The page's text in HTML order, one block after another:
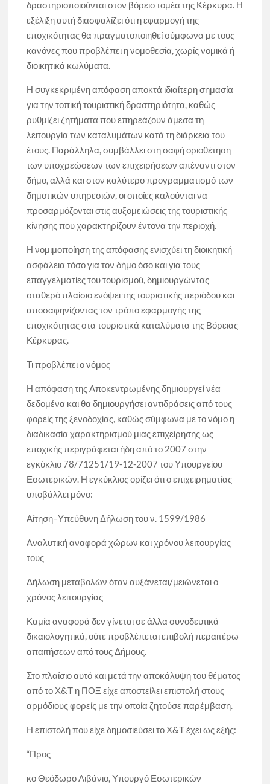
δραστηριοποιούνται στον βόρειο τομέα της Κέρκυρα. Η
εξέλιξη αυτή διασφαλίζει ότι η εφαρμογή της
εποχικότητας θα πραγματοποιηθεί σύμφωνα με τους
κανόνες που προβλέπει η νομοθεσία, χωρίς νομικά ή
διοικητικά κωλύματα.
Η συγκεκριμένη απόφαση αποκτά ιδιαίτερη σημασία
για την τοπική τουριστική δραστηριότητα, καθώς
ρυθμίζει ζητήματα που επηρεάζουν άμεσα τη
λειτουργία των καταλυμάτων κατά τη διάρκεια του
έτους. Παράλληλα, συμβάλλει στη σαφή οριοθέτηση
των υποχρεώσεων των επιχειρήσεων απέναντι στον
δήμο, αλλά και στον καλύτερο προγραμματισμό των
δημοτικών υπηρεσιών, οι οποίες καλούνται να
προσαρμόζονται στις αυξομειώσεις της τουριστικής
κίνησης που χαρακτηρίζουν έντονα την περιοχή.
Η νομιμοποίηση της απόφασης ενισχύει τη διοικητική
ασφάλεια τόσο για τον δήμο όσο και για τους
επαγγελματίες του τουρισμού, δημιουργώντας
σταθερό πλαίσιο ενόψει της τουριστικής περιόδου και
αποσαφηνίζοντας τον τρόπο εφαρμογής της
εποχικότητας στα τουριστικά καταλύματα της Βόρειας
Κέρκυρας.
Τι προβλέπει ο νόμος
Η απόφαση της Αποκεντρωμένης δημιουργεί νέα
δεδομένα και θα δημιουργήσει αντιδράσεις από τους
φορείς της ξενοδοχίας, καθώς σύμφωνα με το νόμο η
διαδικασία χαρακτηρισμού μιας επιχείρησης ως
εποχικής περιγράφεται ήδη από το 2007 στην
εγκύκλιο 78/71251/19-12-2007 του Υπουργείου
Εσωτερικών. Η εγκύκλιος ορίζει ότι ο επιχειρηματίας
υποβάλλει μόνο:
Αίτηση–Υπεύθυνη Δήλωση του ν. 1599/1986
Αναλυτική αναφορά χώρων και χρόνου λειτουργίας
τους
Δήλωση μεταβολών όταν αυξάνεται/μειώνεται ο
χρόνος λειτουργίας
Καμία αναφορά δεν γίνεται σε άλλα συνοδευτικά
δικαιολογητικά, ούτε προβλέπεται επιβολή περαιτέρω
απαιτήσεων από τους Δήμους.
Στο πλαίσιο αυτό και μετά την αποκάλυψη του θέματος
από το Χ&Τ η ΠΟΞ είχε αποστείλει επιστολή στους
αρμόδιους φορείς με την οποία ζητούσε παρέμβαση.
Η επιστολή που είχε δημοσιεύσει το Χ&Τ έχει ως εξής:
“Προς
κο Θεόδωρο Λιβάνιο, Υπουργό Εσωτερικών